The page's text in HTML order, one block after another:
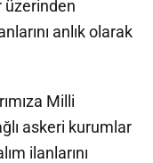
üzerinden
anlık olarak
Milli
askeri kurumlar
ilanlarını